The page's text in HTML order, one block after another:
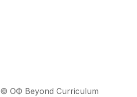
© ОФ Beyond Curriculum